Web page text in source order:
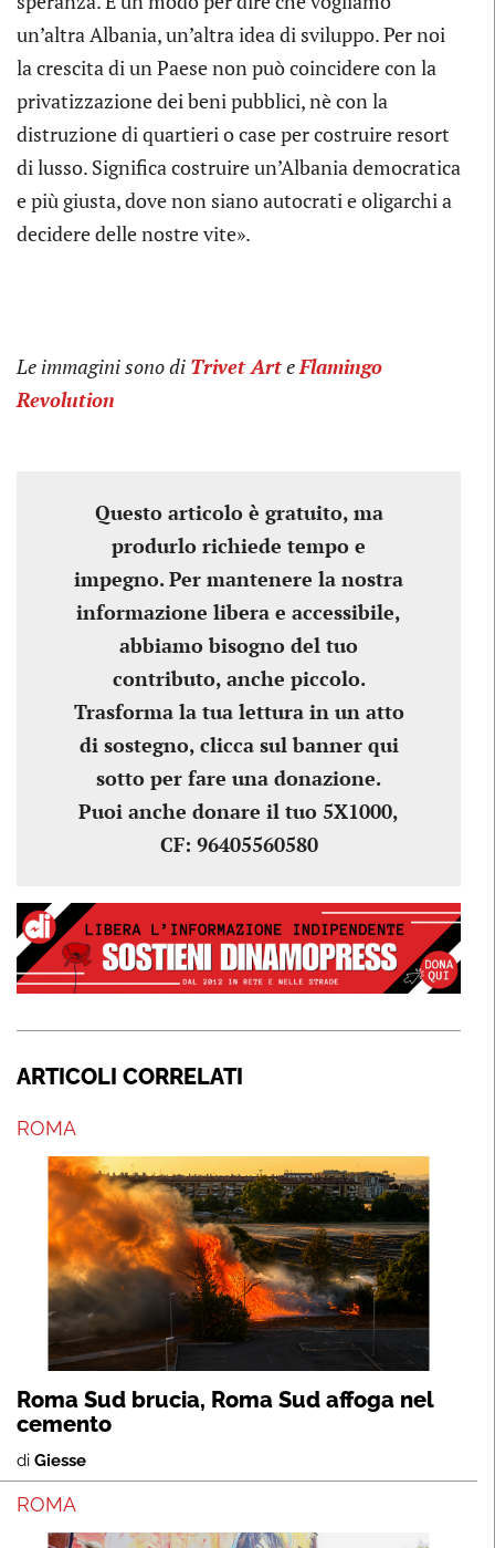
un’altra Albania, un’altra idea di sviluppo. Per noi
la crescita di un Paese non può coincidere con la
privatizzazione dei beni pubblici, nè con la
distruzione di quartieri o case per costruire resort
di lusso. Significa costruire un’Albania democratica
e più giusta, dove non siano autocrati e oligarchi a
decidere delle nostre vite».
Le immagini sono di Trivet ArteFlamingo
Revolution
Questo articolo è gratuito, ma
produrlo richiede tempo e
impegno. Per mantenere la nostra
informazione libera e accessibile,
abbiamo bisogno del tuo
contributo, anche piccolo.
Trasforma la tua lettura in un atto
di sostegno, clicca sul banner qui
sotto per fare una donazione.
Puoi anche donare il tuo 5X1000,
CF: 96405560580
ARTICOLI CORRELATI
ROMA
Roma Sud brucia, Roma Sud affoga nel
cemento
di Giesse
ROMA